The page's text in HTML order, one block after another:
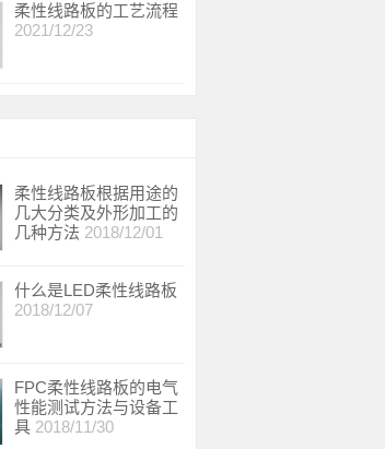
柔性线路板的工艺流程
2021/12/23
柔性线路板根据用途的
几大分类及外形加工的
几种方法 2018/12/01
什么是LED柔性线路板
2018/12/07
FPC柔性线路板的电气
性能测试方法与设备工
具 2018/11/30